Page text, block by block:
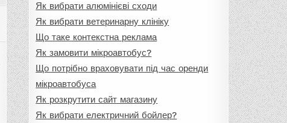
Як вибрати алюмінієві сходи
Як вибрати ветеринарну клініку
Що таке контекстна реклама
Як замовити мікроавтобус?
Що потрібно враховувати під час оренди
мікроавтобуса
Як розкрутити сайт магазину
Як вибрати електричний бойлер?